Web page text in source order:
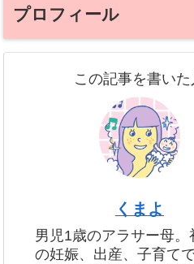
プロフィール
この記事を書いた
くまよ
男児1歳のアラサー母。
の妊娠、出産、子育て